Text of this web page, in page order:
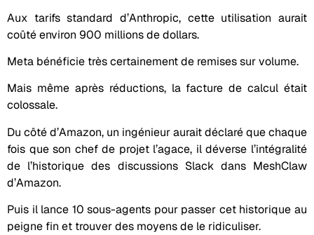
Aux tarifs standard d’Anthropic, cette utilisation aurait
coûté environ 900 millions de dollars.
Meta bénéficie très certainement de remises sur volume.
Mais même après réductions, la facture de calcul était
colossale.
Du côté d’Amazon, un ingénieur aurait déclaré que chaque
fois que son chef de projet l’agace, il déverse l’intégralité
de l’historique des discussions Slack dans MeshClaw
d’Amazon.
Puis il lance 10 sous-agents pour passer cet historique au
peigne fin et trouver des moyens de le ridiculiser.